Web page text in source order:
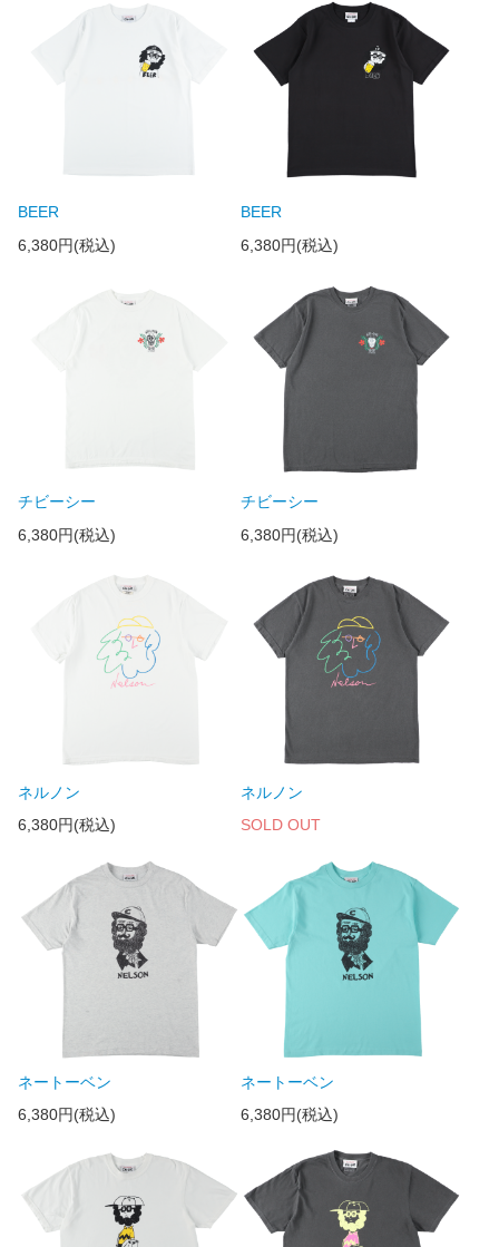
BEER
6,380円(税込)
BEER
6,380円(税込)
チビーシー
6,380円(税込)
チビーシー
6,380円(税込)
ネルノン
6,380円(税込)
ネルノン
SOLD OUT
ネートーベン
6,380円(税込)
ネートーベン
6,380円(税込)